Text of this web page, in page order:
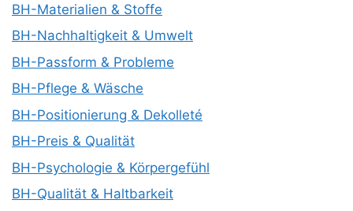
BH-Materialien & Stoffe
BH-Nachhaltigkeit & Umwelt
BH-Passform & Probleme
BH-Pflege & Wäsche
BH-Positionierung & Dekolleté
BH-Preis & Qualität
BH-Psychologie & Körpergefühl
BH-Qualität & Haltbarkeit